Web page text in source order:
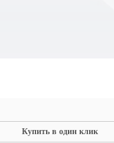
Купить в один клик